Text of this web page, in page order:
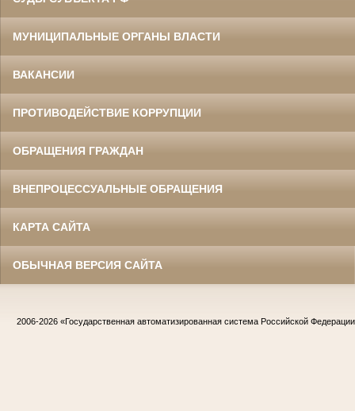
МУНИЦИПАЛЬНЫЕ ОРГАНЫ ВЛАСТИ
ВАКАНСИИ
ПРОТИВОДЕЙСТВИЕ КОРРУПЦИИ
ОБРАЩЕНИЯ ГРАЖДАН
ВНЕПРОЦЕССУАЛЬНЫЕ ОБРАЩЕНИЯ
КАРТА САЙТА
ОБЫЧНАЯ ВЕРСИЯ САЙТА
2006-2026 «Государственная автоматизированная система Российской